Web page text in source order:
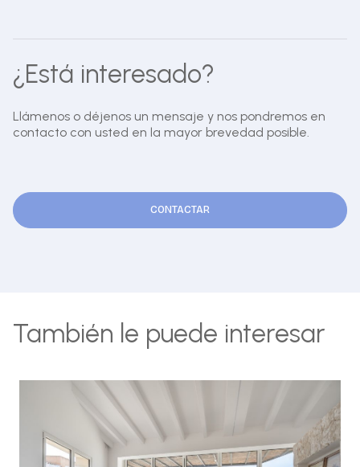
¿Está interesado?
Llámenos o déjenos un mensaje y nos pondremos en
contacto con usted en la mayor brevedad posible.
CONTACTAR
También le puede interesar